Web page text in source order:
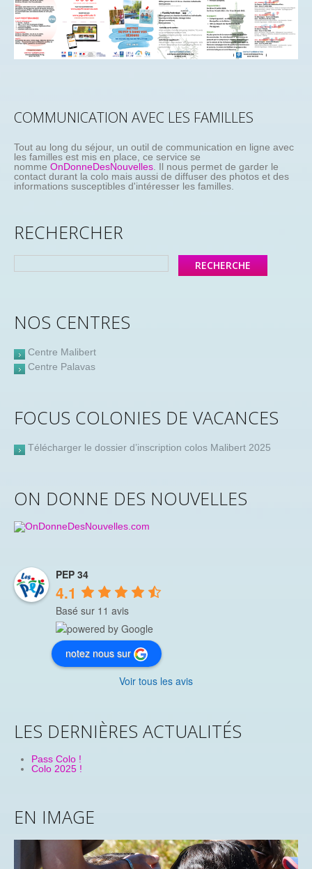
COMMUNICATION AVEC LES FAMILLES
Tout au long du séjour, un outil de communication en ligne avec
les familles est mis en place, ce service se
nomme OnDonneDesNouvelles . Il nous permet de garder le
contact durant la colo mais aussi de diffuser des photos et des
informations susceptibles d'intéresser les familles.
RECHERCHER
NOS CENTRES
Centre Malibert
Centre Palavas
FOCUS COLONIES DE VACANCES
Télécharger le dossier d’inscription colos Malibert 2025
ON DONNE DES NOUVELLES
PEP 34
4.1
Basé sur 11 avis
notez nous sur
Voir tous les avis
LES DERNIÈRES ACTUALITÉS
Pass Colo !
Colo 2025 !
EN IMAGE